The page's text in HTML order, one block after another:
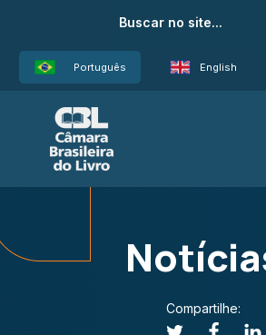
Português English
Compartilhe: